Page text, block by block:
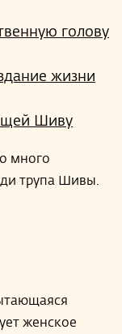
голову
жизни
Шиву
много
трупа Шивы.
женское